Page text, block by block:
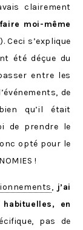
clairement
moi-même
Ceci s’explique
été déçue du
entre les
de
qu’il était
de prendre le
opté pour le
!
, j’ai
en
pas de